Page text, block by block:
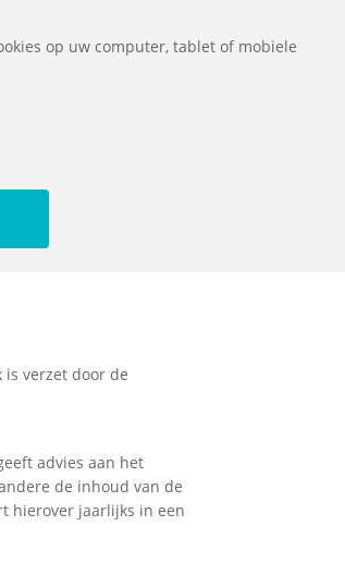
verzet door de
advies aan het
de inhoud van de
hierover jaarlijks in een
op uw computer, tablet of mobiele